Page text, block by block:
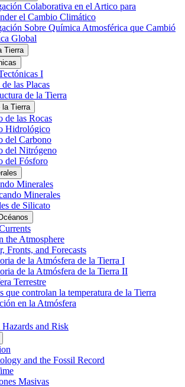
Colaborativa en el Artico para
el Cambio Climático
Sobre Química Atmosférica que Cambió
Global
Tierra
I
las Placas
de la Tierra
la Tierra
de las Rocas
Hidrológico
del Carbono
del Nitrógeno
del Fósforo
Minerales
Minerales
de Silicato
the Atmosphere
Fronts, and Forecasts
de la Atmósfera de la Tierra I
de la Atmósfera de la Tierra II
Terrestre
que controlan la temperatura de la Tierra
en la Atmósfera
and Risk
and the Fossil Record
Masivas